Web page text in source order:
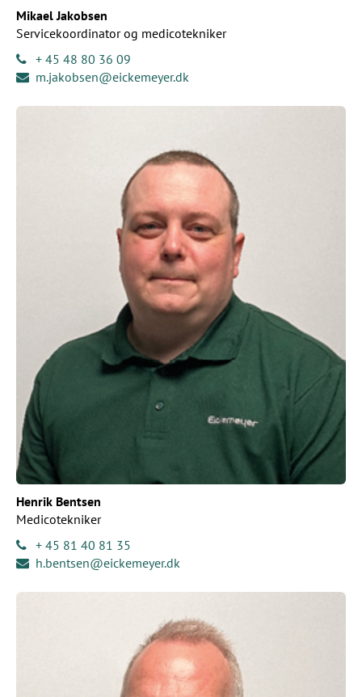
Mikael Jakobsen
Servicekoordinator og medicotekniker
+ 45 48 80 36 09
m.jakobsen@eickemeyer.dk
Henrik Bentsen
Medicotekniker
+ 45 81 40 81 35
h.bentsen@eickemeyer.dk